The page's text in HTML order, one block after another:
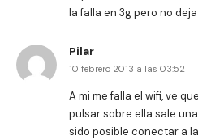
la falla en 3g pero no
Pilar
10 febrero 2013 a las 03:52
A mi me falla el wifi, ve
pulsar sobre ella sale
sido posible conectar a